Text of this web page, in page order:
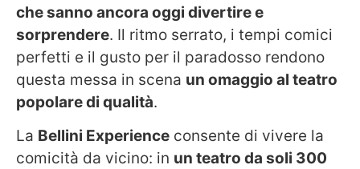
che sanno ancora oggi divertire e
sorprendere. Il ritmo serrato, i tempi comici
perfetti e il gusto per il paradosso rendono
questa messa in scena un omaggio al teatro
popolare di qualità.
La Bellini Experience consente di vivere la
comicità da vicino: in un teatro da soli 300